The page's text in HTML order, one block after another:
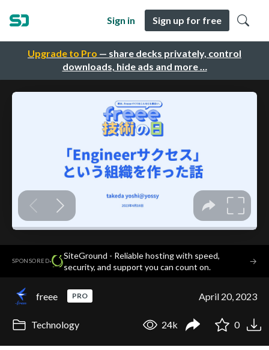
Upgrade to Pro — share decks privately, control
downloads, hide ads and more …
Sign in Sign up for free
SPONSORED·
SiteGround - Reliable hosting with speed,
security, and support you can count on.
→
freee PRO April 20, 2023
Technology 24k 0